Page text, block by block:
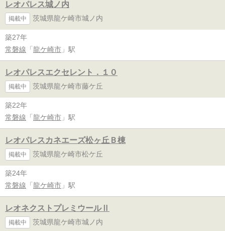
レオパレス城ノ内
掲載中 茨城県龍ケ崎市城ノ内
築27年
常磐線 「 龍ケ崎市 」駅
レオパレスエクセレント．１０
掲載中 茨城県龍ケ崎市藤ケ丘
築22年
常磐線 「 龍ケ崎市 」駅
レオパレスカネエーズ松ヶ丘Ｂ棟
掲載中 茨城県龍ケ崎市松ケ丘
築24年
常磐線 「 龍ケ崎市 」駅
レオネクストプレミウールⅡ
掲載中 茨城県龍ケ崎市城ノ内